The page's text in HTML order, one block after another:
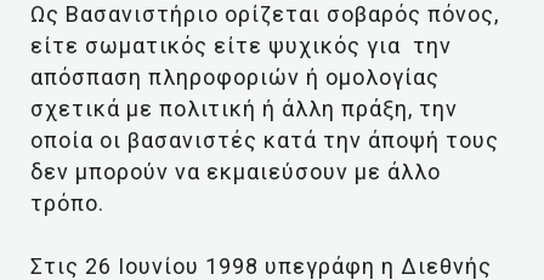
Ως Βασανιστήριο ορίζεται σοβαρός πόνος,
είτε σωματικός είτε ψυχικός για την
απόσπαση πληροφοριών ή ομολογίας
σχετικά με πολιτική ή άλλη πράξη, την
οποία οι βασανιστές κατά την άποψή τους
δεν μπορούν να εκμαιεύσουν με άλλο
τρόπο.
Στις 26 Ιουνίου 1998 υπεγράφη η Διεθνής